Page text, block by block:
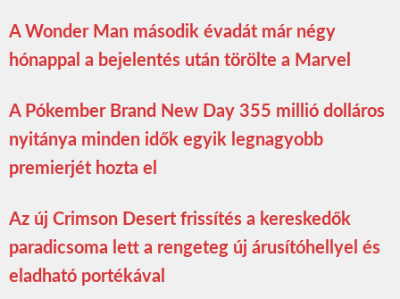
A Wonder Man második évadát már négy
hónappal a bejelentés után törölte a Marvel
A Pókember Brand New Day 355 millió dolláros
nyitánya minden idők egyik legnagyobb
premierjét hozta el
Az új Crimson Desert frissítés a kereskedők
paradicsoma lett a rengeteg új árusítóhellyel és
eladható portékával